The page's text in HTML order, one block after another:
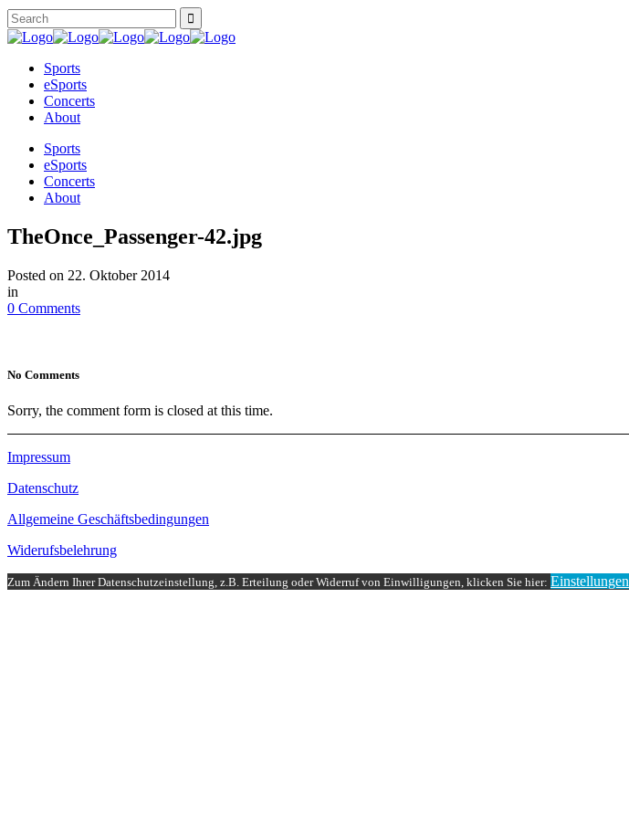
Sports
eSports
Concerts
About
Sports
eSports
Concerts
About
TheOnce_Passenger-42.jpg
Posted on 22. Oktober 2014
in
0 Comments
No Comments
Sorry, the comment form is closed at this time.
Impressum
Datenschutz
Allgemeine Geschäftsbedingungen
Widerufsbelehrung
Zum Ändern Ihrer Datenschutzeinstellung, z.B. Erteilung oder Widerruf von Einwilligungen, klicken Sie hier: Einstellungen